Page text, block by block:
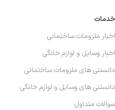
خدمات
اخبار ملزومات ساختمانی
اخبار وسایل و لوازم خانگی
دانستنی های ملزومات ساختمانی
دانستنی های وسایل و لوازم خانگی
سوالات متداول